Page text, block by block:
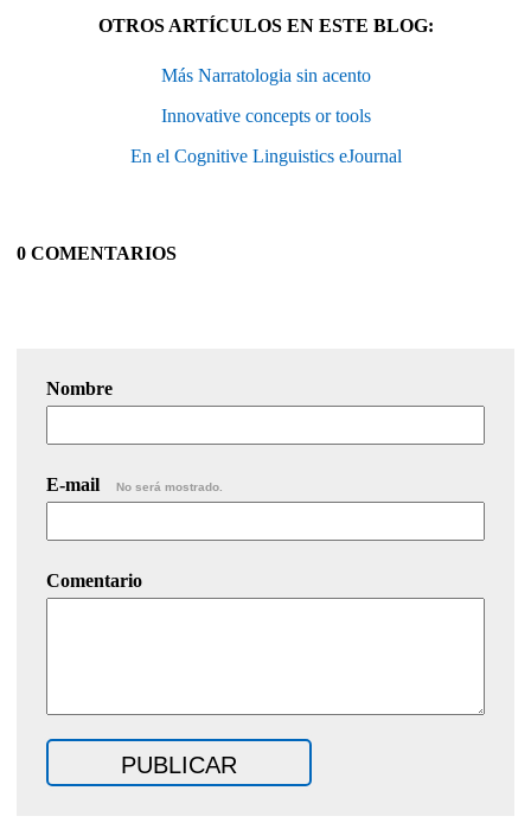
OTROS ARTÍCULOS EN ESTE BLOG:
Más Narratologia sin acento
Innovative concepts or tools
En el Cognitive Linguistics eJournal
0 COMENTARIOS
Nombre
E-mail No será mostrado.
Comentario